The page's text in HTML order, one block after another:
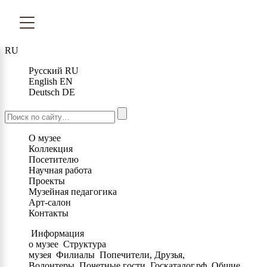
RU
Русский RU
English EN
Deutsch DE
О музее
Коллекция
Посетителю
Научная работа
Проекты
Музейная педагогика
Арт-салон
Контакты
Информация
о музее Структура
музея Филиалы Попечители, Друзья,